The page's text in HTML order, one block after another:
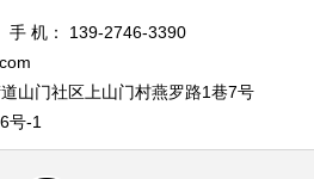
手 机： 139-2746-3390
山门社区上山门村燕罗路1巷7号
号-1